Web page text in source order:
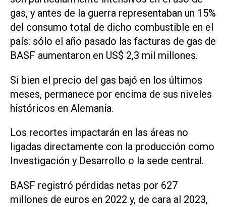
gas, y antes de la guerra representaban un 15%
del consumo total de dicho combustible en el
país: sólo el año pasado las facturas de gas de
BASF aumentaron en US$ 2,3 mil millones.
Si bien el precio del gas bajó en los últimos
meses, permanece por encima de sus niveles
históricos en Alemania.
Los recortes impactarán en las áreas no
ligadas directamente con la producción como
Investigación y Desarrollo o la sede central.
BASF registró pérdidas netas por 627
millones de euros en 2022 y, de cara al 2023,